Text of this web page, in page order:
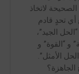
لاتخاذ
تحدٍ قادم
الجيد”،
و “القوة” و
الأمثل”.